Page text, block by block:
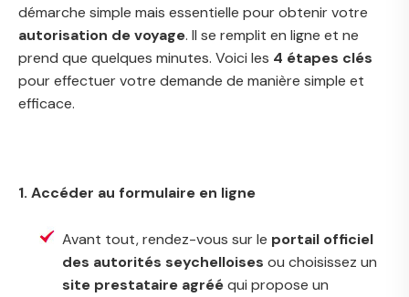
démarche simple mais essentielle pour obtenir votre
autorisation de voyage. Il se remplit en ligne et ne
prend que quelques minutes. Voici les 4 étapes clés
pour effectuer votre demande de manière simple et
efficace.
1. Accéder au formulaire en ligne
Avant tout, rendez-vous sur le portail officiel
des autorités seychelloises ou choisissez un
site prestataire agrééqui propose un